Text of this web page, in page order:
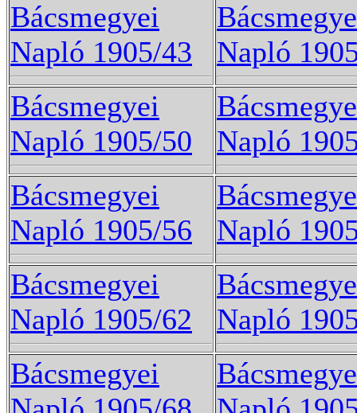
Bácsmegyei
Napló 1905/43
Napló
Bácsmegyei
Napló 1905/50
Napló
Bácsmegyei
Napló 1905/56
Napló
Bácsmegyei
Napló 1905/62
Napló
Bácsmegyei